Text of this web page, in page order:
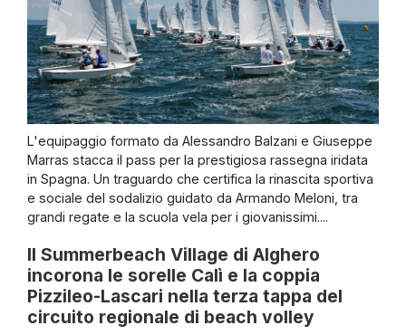
L'equipaggio formato da Alessandro Balzani e Giuseppe
Marras stacca il pass per la prestigiosa rassegna iridata
in Spagna. Un traguardo che certifica la rinascita sportiva
e sociale del sodalizio guidato da Armando Meloni, tra
grandi regate e la scuola vela per i giovanissimi....
Il Summerbeach Village di Alghero
incorona le sorelle Calì e la coppia
Pizzileo-Lascari nella terza tappa del
circuito regionale di beach volley